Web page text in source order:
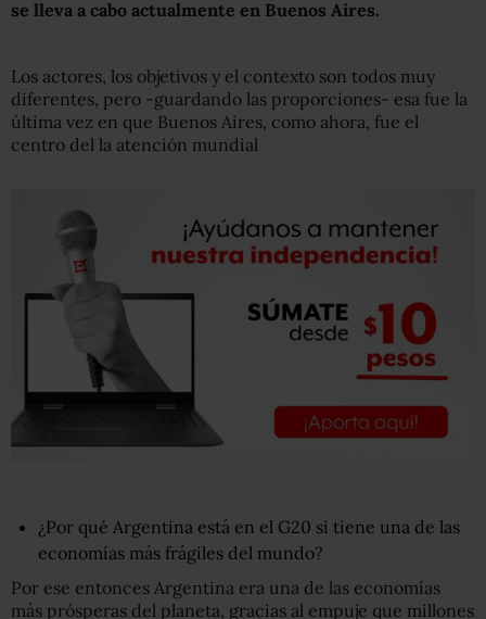
se lleva a cabo actualmente en Buenos Aires.
Los actores, los objetivos y el contexto son todos muy
diferentes, pero -guardando las proporciones- esa fue la
última vez en que Buenos Aires, como ahora, fue el
centro del la atención mundial
¿Por qué Argentina está en el G20 si tiene una de las
economías más frágiles del mundo?
Por ese entonces Argentina era una de las economías
más prósperas del planeta, gracias al empuje que millones